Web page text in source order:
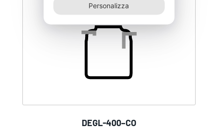
DEGL-400–CO
Personalizza